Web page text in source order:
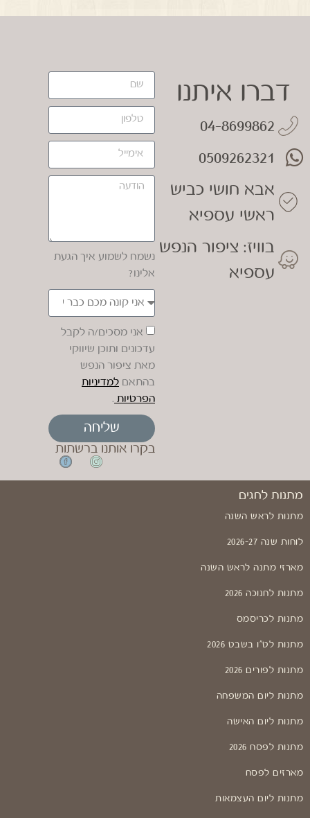
דברו איתנו
04-8699862
0509262321
אבא חושי כביש
ראשי עספיא
בוויז: ציפור הנפש
עספיא
נשמח לשמוע איך הגעת
אלינו?
אני מסכים/ה לקבל
עדכונים ותוכן שיווקי
מאת ציפור הנפש
בהתאם למדיניות
הפרטיות .
שליחה
בקרו אותנו ברשתות
מתנות לחגים
מתנות לראש השנה
לוחות שנה 2026-27
מארזי מתנה לראש השנה
מתנות לחנוכה 2026
מתנות לכריסמס
מתנות לט"ו בשבט 2026
מתנות לפורים 2026
מתנות ליום המשפחה
מתנות ליום האישה
מתנות לפסח 2026
מארזים לפסח
מתנות ליום העצמאות